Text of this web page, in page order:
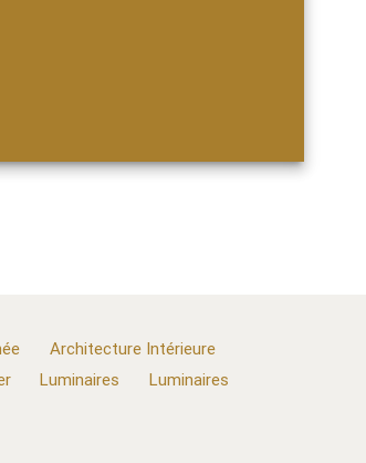
Architecture Intérieure
Luminaires
Luminaires